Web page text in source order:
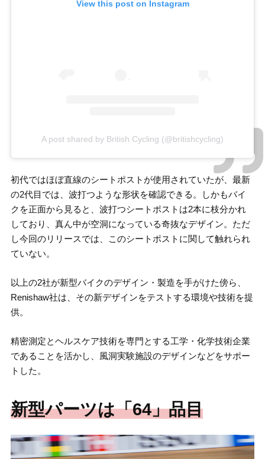
View this post on Instagram
A post shared by British Cycling (@britishcycling)
初代ではほぼ直線のシートポストが使用されていたが、最新
の2代目では、波打つような形状を確認できる。しかもバイ
クを正面から見ると、波打つシートポストは2本に枝分かれ
しており、真ん中が空洞になっている奇抜なデザイン。ただ
し今回のリリースでは、このシートポストに関して触れられ
ていない。
以上の2社が新型バイクのデザイン・製造を手がけた傍ら、
Renishaw社は、その新デザインをテストする環境や技術を提
供。
精密測定とヘルスケア技術を専門とする工学・化学技術企業
であることを活かし、風洞実験施設のデザインなどをサポー
トした。
新型パーツは「64」品目